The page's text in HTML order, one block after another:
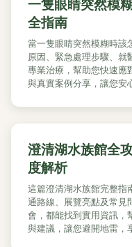
全指南
當一隻眼睛突然模糊時該
原因、緊急處理步驟、就
專業治療，幫助您快速應
與真實案例分享，讓您安
澄清湖水族館全
度解析
這篇澄清湖水族館完整指
通路線、展覽亮點及常見
會，都能找到實用資訊，
與建議，讓您避開地雷，